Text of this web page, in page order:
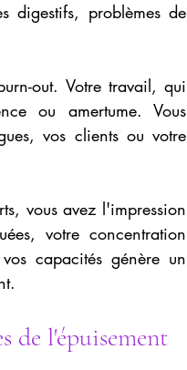
digestifs, problèmes de
out. Votre travail, qui
ou amertume. Vous
vos clients ou votre
vous avez l'impression
votre concentration
capacités génère un
de l'épuisement